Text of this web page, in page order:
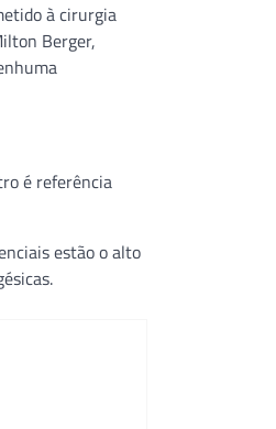
à cirurgia
Berger,
é referência
estão o alto